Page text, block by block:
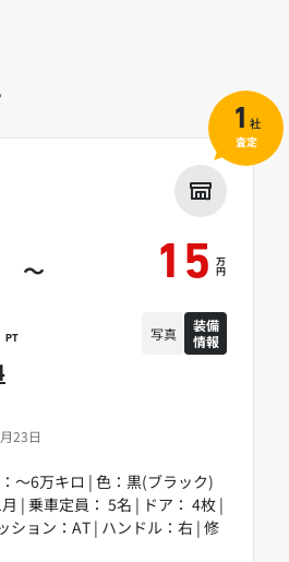
23日
～6万キロ | 色：黒(ブラック)
| 乗車定員： 5名 | ドア： 4枚 |
ション：AT | ハンドル：右 | 修
～ 15 万
円
PT 写真
装備
情報
1 社
査定